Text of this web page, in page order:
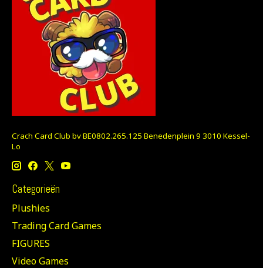
Crach Card Club bv BE0802.265.125 Benedenplein 9 3010 Kessel-
Lo
Categorieën
Plushies
Trading Card Games
FIGURES
Video Games